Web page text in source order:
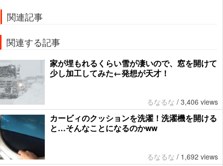
関連記事
関連する記事
家が埋もれるくらい雪が凄いので、窓を開けて
少し加工してみた←発想が天才！
るなるな / 3,406 views
カービィのクッションを洗濯！洗濯機を開ける
と…そんなことになるのかww
るなるな / 1,692 views